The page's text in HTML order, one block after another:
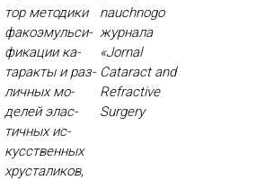
тор ме­тоди­ки
фа­ко­эмуль­си­
фика­ции ка­
тарак­ты и раз­
личных мо­
делей элас­
тичных ис­
кусс­твен­ных
хрус­та­ликов,
nauchnogo
жур­на­ла
«Jornal
Cataract and
Refractive
Surgery